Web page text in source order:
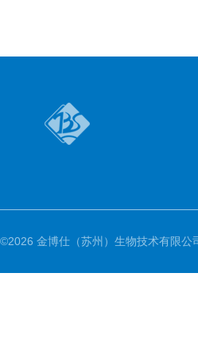
©2026 金博仕（苏州）生物技术有限公